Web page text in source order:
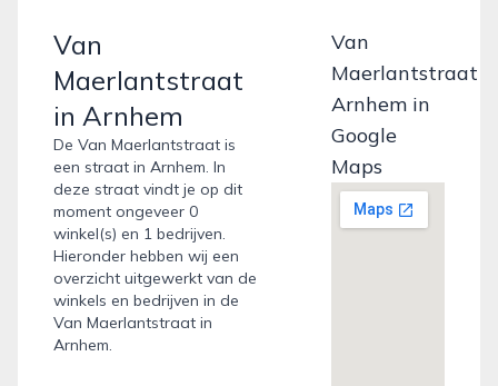
Van
Maerlantstraat
in Arnhem
De Van Maerlantstraat is
een straat in Arnhem. In
deze straat vindt je op dit
moment ongeveer 0
winkel(s) en 1 bedrijven.
Hieronder hebben wij een
overzicht uitgewerkt van de
winkels en bedrijven in de
Van Maerlantstraat in
Arnhem.
Van
Maerlantstraat
Arnhem in
Google
Maps